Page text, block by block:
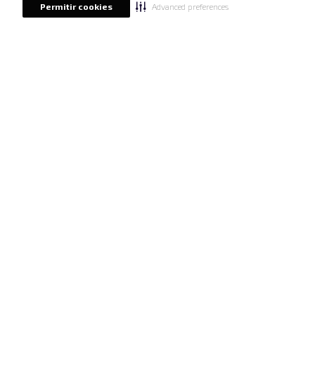
Permitir cookies Advanced preferences
Eu li, estou ciente das condições de tratamento dos meus dados pessoais e forneço